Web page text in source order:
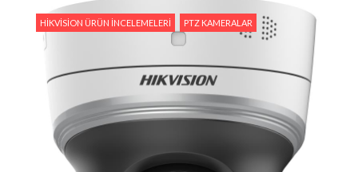
Avantajları
#Hikvision AI Teknolojileri ile Güvenlikte Yeni
Dönem
#Yapay Zeka Destekli Kamera Sistemlerinin
Avantajları
#Hikvision Akıllı Video İzleme: Özellikler ve
Avantajlar
HIKVISION ÜRÜN İNCELEMELERI PTZ KAMERALAR